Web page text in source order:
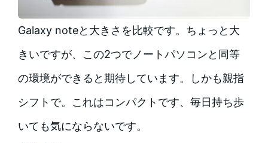
Galaxy noteと大きさを比較です。ちょっと大
きいですが、この2つでノートパソコンと同等
の環境ができると期待しています。しかも親指
シフトで。これはコンパクトです、毎日持ち歩
いても気にならないです。